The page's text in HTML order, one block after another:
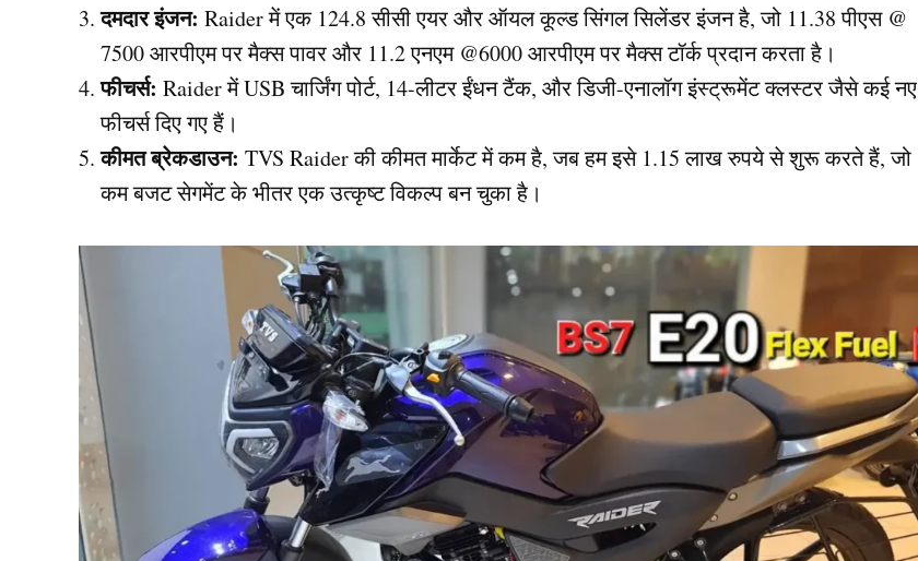
दमदार इंजन: Raider में एक 124.8 सीसी एयर और ऑयल कूल्ड सिंगल सिलेंडर इंजन है, जो 11.38 पीएस @
7500 आरपीएम पर मैक्स पावर और 11.2 एनएम @6000 आरपीएम पर मैक्स टॉर्क प्रदान करता है।
फीचर्स: Raider में USB चार्जिंग पोर्ट, 14-लीटर ईंधन टैंक, और डिजी-एनालॉग इंस्ट्रूमेंट क्लस्टर जैसे कई नए
फीचर्स दिए गए हैं।
कीमत ब्रेकडाउन: TVS Raider की कीमत मार्केट में कम है, जब हम इसे 1.15 लाख रुपये से शुरू करते हैं, जो
कम बजट सेगमेंट के भीतर एक उत्कृष्ट विकल्प बन चुका है।